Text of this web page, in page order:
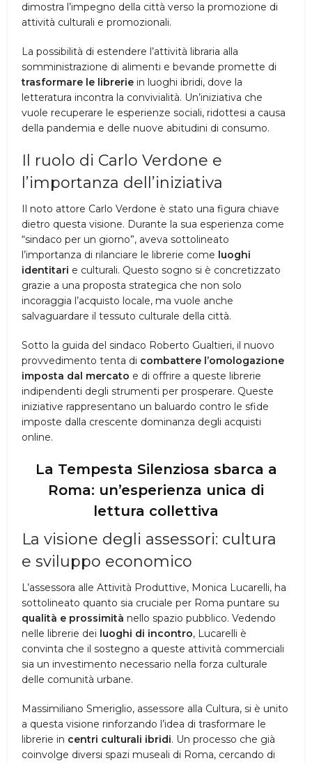
dimostra l’impegno della città verso la promozione di
attività culturali e promozionali.
La possibilità di estendere l’attività libraria alla
somministrazione di alimenti e bevande promette di
trasformare le librerie in luoghi ibridi, dove la
letteratura incontra la convivialità. Un’iniziativa che
vuole recuperare le esperienze sociali, ridottesi a causa
della pandemia e delle nuove abitudini di consumo.
Il ruolo di Carlo Verdone e
l’importanza dell’iniziativa
Il noto attore Carlo Verdone è stato una figura chiave
dietro questa visione. Durante la sua esperienza come
“sindaco per un giorno”, aveva sottolineato
l’importanza di rilanciare le librerie come luoghi
identitari e culturali. Questo sogno si è concretizzato
grazie a una proposta strategica che non solo
incoraggia l’acquisto locale, ma vuole anche
salvaguardare il tessuto culturale della città.
Sotto la guida del sindaco Roberto Gualtieri, il nuovo
provvedimento tenta di combattere l’omologazione
imposta dal mercato e di offrire a queste librerie
indipendenti degli strumenti per prosperare. Queste
iniziative rappresentano un baluardo contro le sfide
imposte dalla crescente dominanza degli acquisti
online.
La Tempesta Silenziosa sbarca a
Roma: un’esperienza unica di
lettura collettiva
La visione degli assessori: cultura
e sviluppo economico
L’assessora alle Attività Produttive, Monica Lucarelli, ha
sottolineato quanto sia cruciale per Roma puntare su
qualità e prossimità nello spazio pubblico. Vedendo
nelle librerie dei luoghi di incontro, Lucarelli è
convinta che il sostegno a queste attività commerciali
sia un investimento necessario nella forza culturale
delle comunità urbane.
Massimiliano Smeriglio, assessore alla Cultura, si è unito
a questa visione rinforzando l’idea di trasformare le
librerie in centri culturali ibridi. Un processo che già
coinvolge diversi spazi museali di Roma, cercando di